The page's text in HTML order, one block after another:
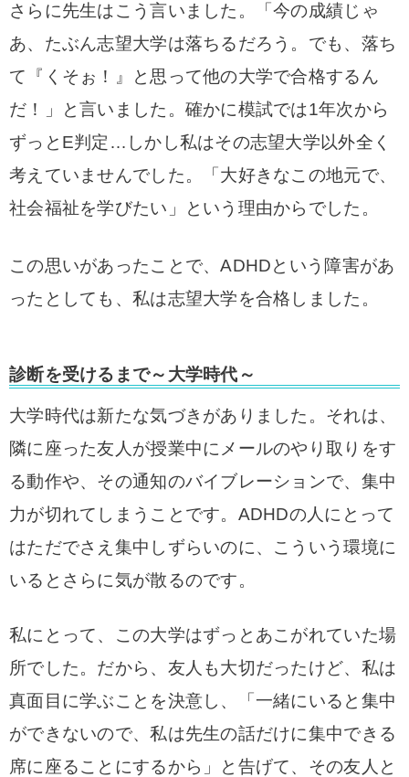
さらに先生はこう言いました。「今の成績じゃ
あ、たぶん志望大学は落ちるだろう。でも、落ち
て『くそぉ！』と思って他の大学で合格するん
だ！」と言いました。確かに模試では1年次から
ずっとE判定…しかし私はその志望大学以外全く
考えていませんでした。「大好きなこの地元で、
社会福祉を学びたい」という理由からでした。
この思いがあったことで、ADHDという障害があ
ったとしても、 私は志望大学を合格しました。
診断を受けるまで～大学時代～
大学時代は新たな気づきがありました。それは、
隣に座った友人が授業中にメールのやり取りをす
る動作や、その通知のバイブレーションで、集中
力が切れてしまうことです。ADHDの人にとって
はただでさえ集中しずらいのに、こういう環境に
いるとさらに気が散るのです。
私にとって、この大学はずっとあこがれていた場
所でした。だから、友人も大切だったけど、私は
真面目に学ぶことを決意し、「一緒にいると集中
ができないので、私は先生の話だけに集中できる
席に座ることにするから」と告げて、その友人と